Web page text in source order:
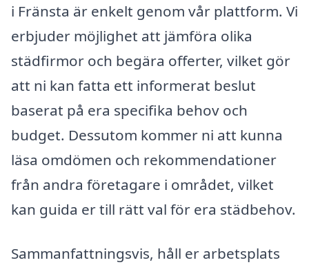
i Fränsta är enkelt genom vår plattform. Vi
erbjuder möjlighet att jämföra olika
städfirmor och begära offerter, vilket gör
att ni kan fatta ett informerat beslut
baserat på era specifika behov och
budget. Dessutom kommer ni att kunna
läsa omdömen och rekommendationer
från andra företagare i området, vilket
kan guida er till rätt val för era städbehov.
Sammanfattningsvis, håll er arbetsplats